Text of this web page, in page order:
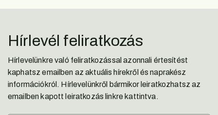
Hírlevél feliratkozás
Hírlevelünkre való feliratkozással azonnali értesítést
kaphatsz emailben az aktuális hírekről és naprakész
információkról. Hírlevelünkről bármikor leiratkozhatsz az
emailben kapott leiratkozás linkre kattintva.